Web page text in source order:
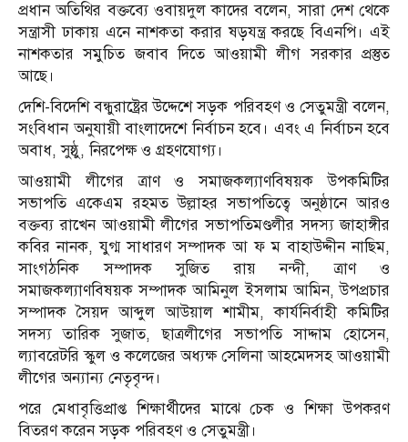
প্রধান অতিথির বক্তব্যে ওবায়দুল কাদের বলেন, সারা দেশ থেকে
সন্ত্রাসী ঢাকায় এনে নাশকতা করার ষড়যন্ত্র করছে বিএনপি। এই
নাশকতার সমুচিত জবাব দিতে আওয়ামী লীগ সরকার প্রস্তুত
আছে।
দেশি-বিদেশি বন্ধুরাষ্ট্রের উদ্দেশে সড়ক পরিবহণ ও সেতুমন্ত্রী বলেন,
সংবিধান অনুযায়ী বাংলাদেশে নির্বাচন হবে। এবং এ নির্বাচন হবে
অবাধ, সুষ্ঠু, নিরপেক্ষ ও গ্রহণযোগ্য।
আওয়ামী লীগের ত্রাণ ও সমাজকল্যাণবিষয়ক উপকমিটির
সভাপতি একেএম রহমত উল্লাহর সভাপতিত্বে অনুষ্ঠানে আরও
বক্তব্য রাখেন আওয়ামী লীগের সভাপতিমণ্ডলীর সদস্য জাহাঙ্গীর
কবির নানক, যুগ্ম সাধারণ সম্পাদক আ ফ ম বাহাউদ্দীন নাছিম,
সাংগঠনিক সম্পাদক সুজিত রায় নন্দী, ত্রাণ ও
সমাজকল্যাণবিষয়ক সম্পাদক আমিনুল ইসলাম আমিন, উপপ্রচার
সম্পাদক সৈয়দ আব্দুল আউয়াল শামীম, কার্যনির্বাহী কমিটির
সদস্য তারিক সুজাত, ছাত্রলীগের সভাপতি সাদ্দাম হোসেন,
ল্যাবরেটরি স্কুল ও কলেজের অধ্যক্ষ সেলিনা আহমেদসহ আওয়ামী
লীগের অন্যান্য নেতৃবৃন্দ।
পরে মেধাবৃত্তিপ্রাপ্ত শিক্ষার্থীদের মাঝে চেক ও শিক্ষা উপকরণ
বিতরণ করেন সড়ক পরিবহণ ও সেতুমন্ত্রী।